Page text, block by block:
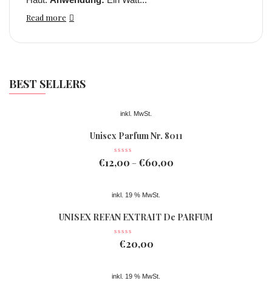
Read more
BEST SELLERS
inkl. MwSt.
Unisex Parfum Nr. 8011
€12,00 – €60,00
inkl. 19 % MwSt.
UNISEX REFAN EXTRAIT De PARFUM
Nr 078
€20,00
inkl. 19 % MwSt.